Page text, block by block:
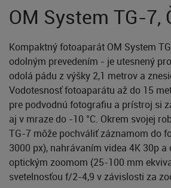
OM System TG-7,
Kompaktný fotoaparát OM System
odolným prevedením - je utesnený
odolá pádu z výšky 2,1 metrov a
Vodotesnosť fotoaparátu až do 15
pre podvodnú fotografiu a prístroj si
aj v mraze do -10 °C. Okrem svojej
TG-7 môže pochváliť záznamom do
3000 px), nahrávaním videa 4K 30p
optickým zoomom (25-100 mm
svetelnosťou f/2-4,9 v závislosti za